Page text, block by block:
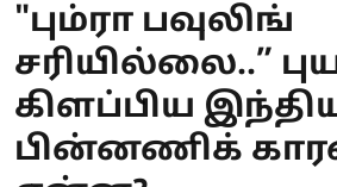
"பும்ரா பவுலிங்
சரியில்லை..”
கிளப்பிய
பின்னணிக்